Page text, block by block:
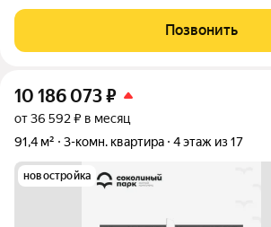
18,7+16,8+13,7 м2), просторная кухня
узел, гардеробная. Дом с
Позвонить
10 186 073₽
от 36 592 ₽ в месяц
91,4 м²
3-комн. квартира 4 этаж из 17
новостройка